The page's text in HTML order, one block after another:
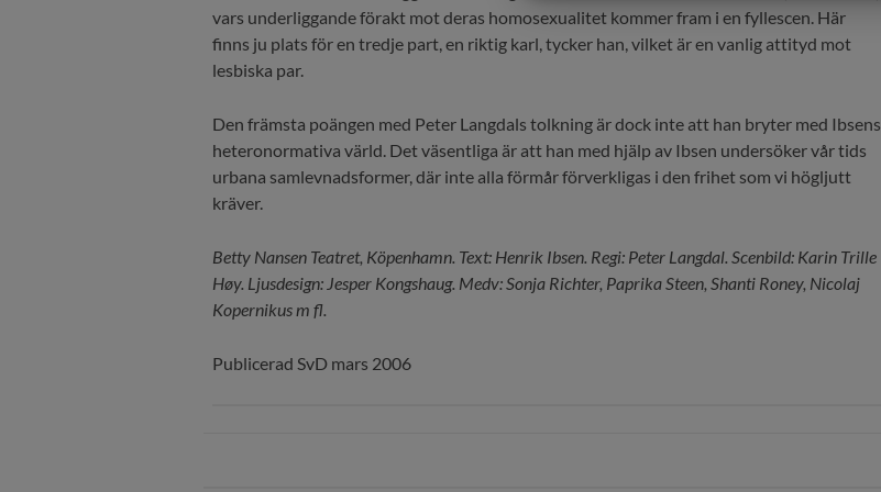
vars underliggande förakt mot deras homosexualitet kommer fram i en fyllescen. Här
finns ju plats för en tredje part, en riktig karl, tycker han, vilket är en vanlig attityd mot
lesbiska par.
Den främsta poängen med Peter Langdals tolkning är dock inte att han bryter med Ibsens
heteronormativa värld. Det väsentliga är att han med hjälp av Ibsen undersöker vår tids
urbana samlevnadsformer, där inte alla förmår förverkligas i den frihet som vi högljutt
kräver.
Betty Nansen Teatret, Köpenhamn. Text: Henrik Ibsen. Regi: Peter Langdal. Scenbild: Karin Trille
Høy. Ljusdesign: Jesper Kongshaug. Medv: Sonja Richter, Paprika Steen, Shanti Roney, Nicolaj
Kopernikus m fl.
Publicerad SvD mars 2006